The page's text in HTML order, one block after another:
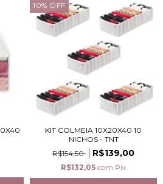
10% OFF
KIT COLMEIA 10X20X40 10
NICHOS - TNT
R$154,50
R$139,00
R$132,05 com Pix